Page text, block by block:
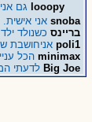
looopy גם
snoba אני אישית.
בריינס כשנולד ילד12-12-2007,
poli1 אניחושבת
minimax הכל
Big Joe לדעתי